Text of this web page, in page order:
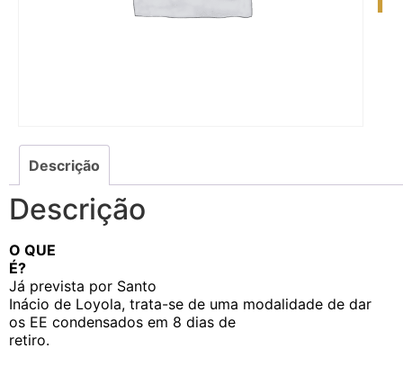
Descrição
Descrição
O QUE
É?
Já prevista por Santo
Inácio de Loyola, trata-se de uma modalidade de dar
os EE condensados em 8 dias de
retiro.